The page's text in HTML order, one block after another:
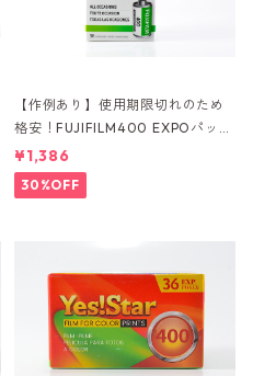
【作例あり】使用期限切れのため
格安！FUJIFILM400 EXPOパック
富士海外版 36枚撮り 35mmカラ
ーネガフィルム (K030)
¥1,386
30%OFF